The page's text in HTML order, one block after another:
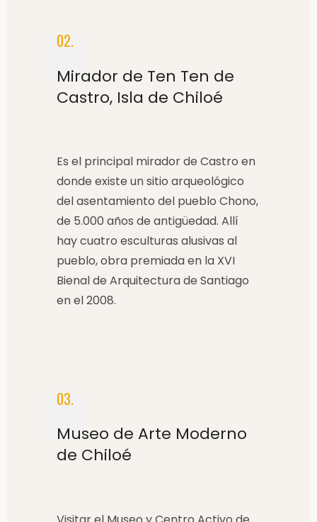
02.
Mirador de Ten Ten de
Castro, Isla de Chiloé
Es el principal mirador de Castro en
donde existe un sitio arqueológico
del asentamiento del pueblo Chono,
de 5.000 años de antigüedad. Allí
hay cuatro esculturas alusivas al
pueblo, obra premiada en la XVI
Bienal de Arquitectura de Santiago
en el 2008.
03.
Museo de Arte Moderno
de Chiloé